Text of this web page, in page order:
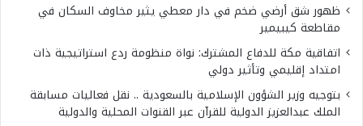
ظهور شق أرضي ضخم في دار معطي يثير مخاوف السكان في
مقاطعة كيبيمير
اتفاقية مكة للدفاع المشترك: نواة منظومة ردع استراتيجية ذات
امتداد إقليمي وتأثير دولي
بتوجيه وزير الشؤون الإسلامية بالسعودية .. نقل فعاليات مسابقة
الملك عبدالعزيز الدولية للقرآن عبر القنوات المحلية والدولية